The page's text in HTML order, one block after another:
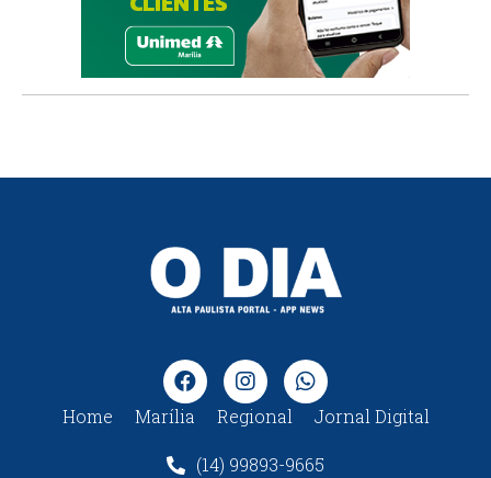
Home Marília Regional Jornal Digital
(14) 99893-9665